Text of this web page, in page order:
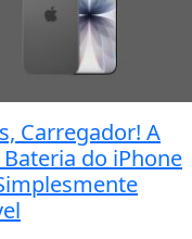
Carregador! A
Bateria do iPhone